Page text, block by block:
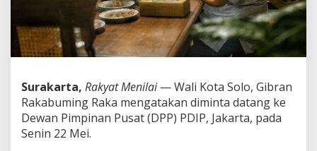
l
o
,
G
i
r
a
n
D
Surakarta, Rakyat Menilai— Wali Kota Solo, Gibran
Rakabuming Raka mengatakan diminta datang ke
Dewan Pimpinan Pusat (DPP) PDIP, Jakarta, pada
Senin 22 Mei.